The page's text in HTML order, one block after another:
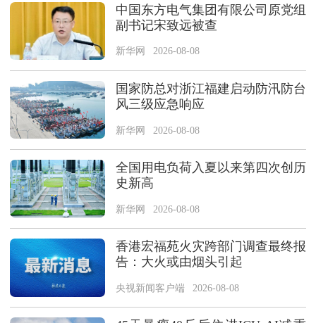
中国东方电气集团有限公司原党组
副书记宋致远被查
新华网 2026-08-08
国家防总对浙江福建启动防汛防台
风三级应急响应
新华网 2026-08-08
全国用电负荷入夏以来第四次创历
史新高
新华网 2026-08-08
香港宏福苑火灾跨部门调查最终报
告：大火或由烟头引起
央视新闻客户端 2026-08-08